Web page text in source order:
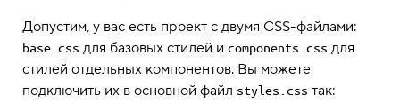
Допустим, у вас есть проект с двумя CSS-файлами:
base.css для базовых стилей и components.css для
стилей отдельных компонентов. Вы можете
подключить их в основной файл styles.css так: